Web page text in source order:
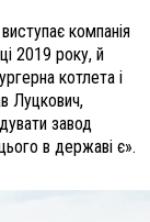
компанія
2019 року, й
котлета і
Луцкович,
завод
в державі є».